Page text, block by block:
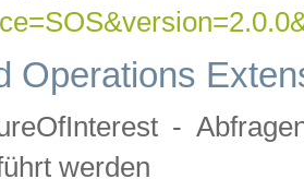
Operations
-
werden